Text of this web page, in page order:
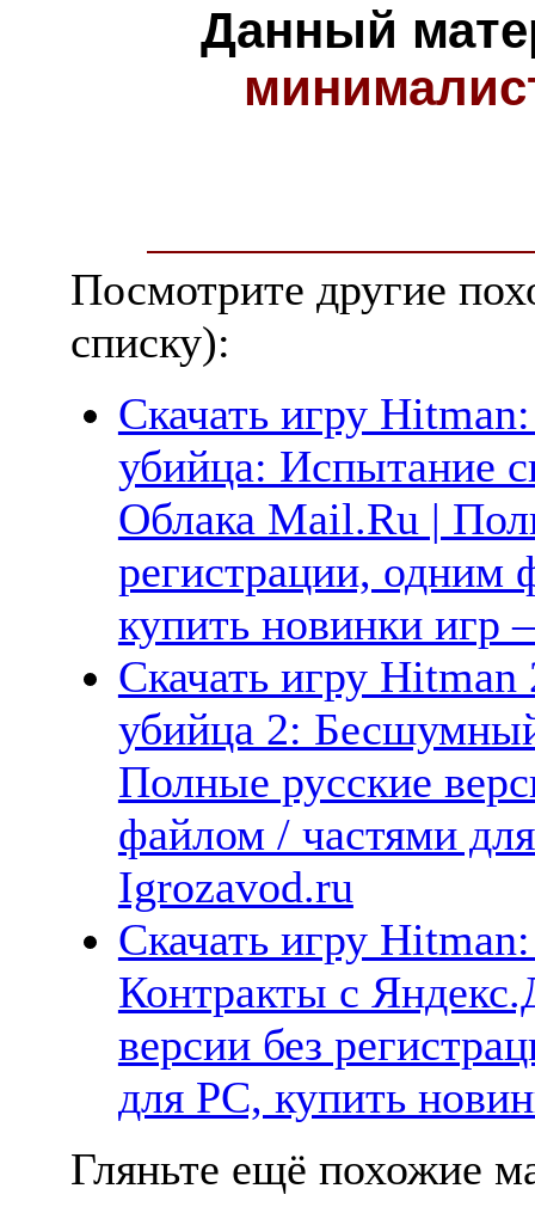
Данный
Посмотрите другие
списку):
Скачать игру
убийца: Испытание
Облака Mail.Ru |
регистрации, одним
купить новинки
Скачать игру
убийца 2:
Полные русские
файлом / частями
Igrozavod.ru
Скачать игру
Контракты с
версии без
для PC, купить
Гляньте ещё похожие